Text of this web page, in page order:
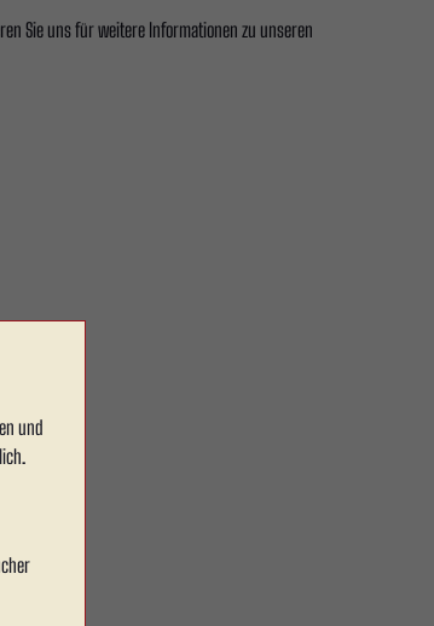
und
Sie uns für weitere Informationen zu unseren